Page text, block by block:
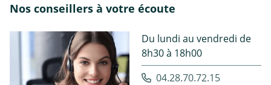
Nos conseillers à votre écoute
Du lundi au vendredi de
8h30 à 18h00
04.28.70.72.15